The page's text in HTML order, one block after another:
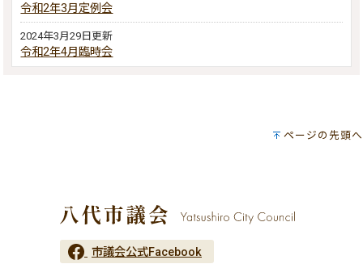
令和2年3月定例会
2024年3月29日更新
令和2年4月臨時会
ページの先頭へ
市議会公式Facebook